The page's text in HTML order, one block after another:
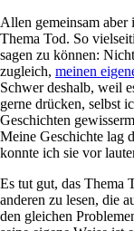
Allen gemeinsam aber
Thema Tod. So
sagen zu können:
zugleich, meinen
Schwer deshalb, weil
gerne drücken, selbst
Geschichten
Meine Geschichte lag
konnte ich sie vor
Es tut gut, das Thema
anderen zu lesen, die
den gleichen